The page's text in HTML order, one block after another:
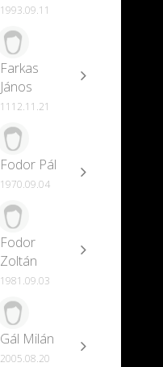
1993.09.11
Farkas
János
1112.11.21
Fodor Pál
1970.09.04
Fodor
Zoltán
1981.09.03
Gál Milán
2005.08.20